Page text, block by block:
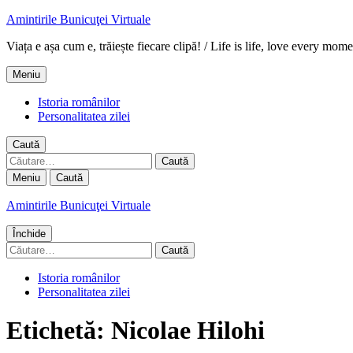
Amintirile Bunicuţei Virtuale
Viața e așa cum e, trăiește fiecare clipă! / Life is life, love every
Meniu
Istoria românilor
Personalitatea zilei
Caută
Caută
după:
Meniu Caută
Amintirile Bunicuţei Virtuale
Închide
Caută
după:
Istoria românilor
Personalitatea zilei
Etichetă: Nicolae Hilohi